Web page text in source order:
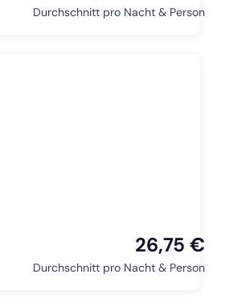
Durchschnitt pro Nacht & Person
26,75 €
Durchschnitt pro Nacht & Person